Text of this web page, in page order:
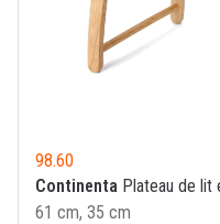
98.60
Continenta Plateau de lit
61 cm, 35 cm